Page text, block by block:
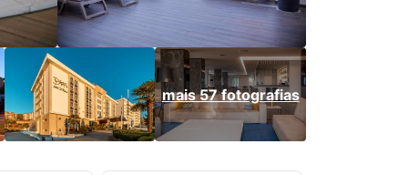
mais 57 fotografias